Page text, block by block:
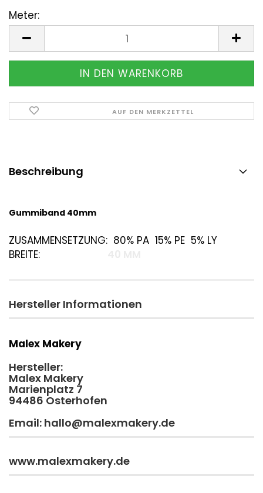
Meter:
AUF DEN MERKZETTEL
Beschreibung
Gummiband 40mm
ZUSAMMENSETZUNG: 80% PA 15% PE 5% LY
BREITE:
Hersteller Informationen
Malex Makery
Hersteller:
Malex Makery
Marienplatz 7
94486 Osterhofen
Email: hallo@malexmakery.de
www.malexmakery.de